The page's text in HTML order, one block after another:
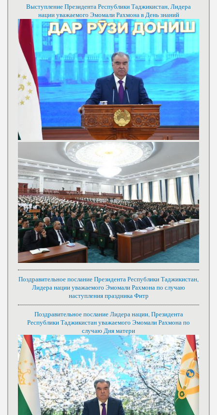
Выступление Президента Республики Таджикистан, Лидера
нации уважаемого Эмомали Рахмона в День знаний
Поздравительное послание Президента Республики Таджикистан,
Лидера нации уважаемого Эмомали Рахмона по случаю
наступления праздника Фитр
Поздравительное послание Лидера нации, Президента
Республики Таджикистан уважаемого Эмомали Рахмона по
случаю Дня матери